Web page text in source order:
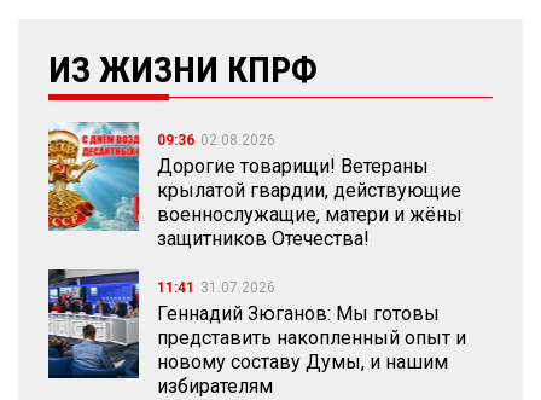
ИЗ ЖИЗНИ КПРФ
09:36 02.08.2026
Дорогие товарищи! Ветераны
крылатой гвардии, действующие
военнослужащие, матери и жёны
защитников Отечества!
11:41 31.07.2026
Геннадий Зюганов: Мы готовы
представить накопленный опыт и
новому составу Думы, и нашим
избирателям